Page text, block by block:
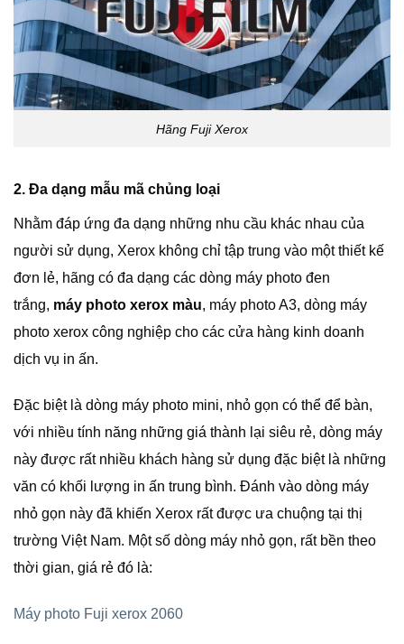
Hãng Fuji Xerox
2. Đa dạng mẫu mã chủng loại
Nhằm đáp ứng đa dạng những nhu cầu khác nhau của
người sử dụng, Xerox không chỉ tập trung vào một thiết kế
đơn lẻ, hãng có đa dạng các dòng máy photo đen
trắng, máy photo xerox màu, máy photo A3, dòng máy
photo xerox công nghiệp cho các cửa hàng kinh doanh
dịch vụ in ấn.
Đặc biệt là dòng máy photo mini, nhỏ gọn có thể để bàn,
với nhiều tính năng những giá thành lại siêu rẻ, dòng máy
này được rất nhiều khách hàng sử dụng đặc biệt là những
văn có khối lượng in ấn trung bình. Đánh vào dòng máy
nhỏ gọn này đã khiến Xerox rất được ưa chuộng tại thị
trường Việt Nam. Một số dòng máy nhỏ gọn, rất bền theo
thời gian, giá rẻ đó là:
Máy photo Fuji xerox 2060